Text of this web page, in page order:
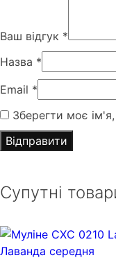
Ваш відгук *
Назва *
Email *
Зберегти моє
Супутні